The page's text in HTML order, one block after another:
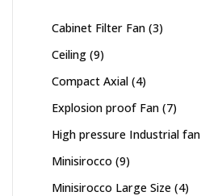
Cabinet Filter Fan 33
Ceiling 99
Compact Axial 44
Explosion proof Fan 77
High pressure Industrial fan
Minisirocco 99
Minisirocco Large Size 44